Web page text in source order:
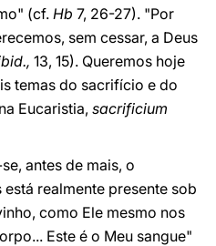
(cf. Hb 7, 26-27). "Por
sem cessar, a Deus
13, 15). Queremos hoje
temas do sacrifício e do
Eucaristia, sacrificium
antes de mais, o
realmente presente sob
como Ele mesmo nos
Este é o Meu sangue"